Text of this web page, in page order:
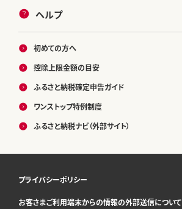
ヘルプ
初めての方へ
控除上限金額の目安
ふるさと納税確定申告ガイド
ワンストップ特例制度
ふるさと納税ナビ（外部サイト）
プライバシーポリシー
お客さまご利用端末からの情報の外部送信について